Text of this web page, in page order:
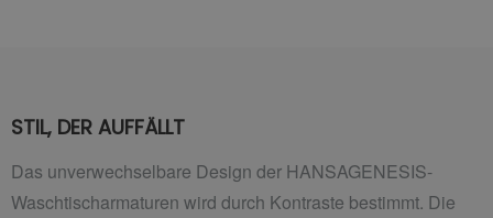
STIL, DER AUFFÄLLT
Das unverwechselbare Design der HANSAGENESIS-
Waschtischarmaturen wird durch Kontraste bestimmt. Die